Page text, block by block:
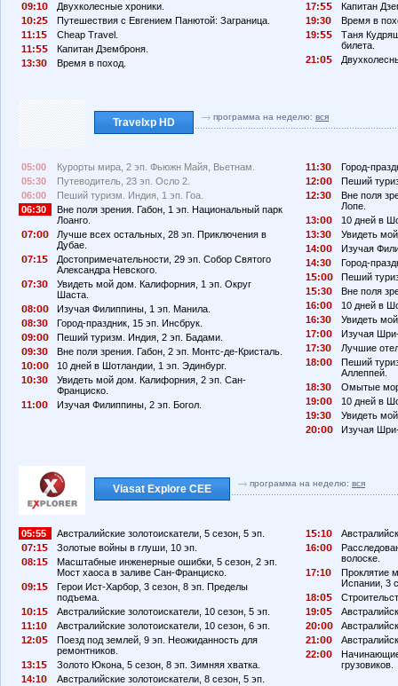
9:1
Двухколесные хроники.
1
:2
Путешествия с Евгением Панютой: Заграница.
11:1
Cheap Travel.
11:
Капитан Дземброня.
13:3
Время в поход.
17:
Капитан
19:3
Время в
19:
Таня
билета.
21:
Travelxp HD программа на неделю: вся
05:00
Курорты мира, 2 эп. Фьюжн Майя, Вьетнам.
05:30
Путеводитель, 23 эп. Осло 2.
06:00
Пеший туризм. Индия, 1 эп. Гоа.
06:30
Вне поля зрения. Габон, 1 эп. Национальный парк
Лоанго.
7:
Лучше всех остальных, 28 эп. Приключения в
Дубае.
7:1
Достопримечательности, 29 эп. Собор Святого
Александра Невского.
7:3
Увидеть мой дом. Калифорния, 1 эп. Округ
Шаста.
8:
Изучая Филиппины, 1 эп. Манила.
8:3
Город-праздник, 15 эп. Инсбрук.
9:
Пеший туризм. Индия, 2 эп. Бадами.
9:3
Вне поля зрения. Габон, 2 эп. Монтс-де-Кристаль.
1
:
10 дней в Шотландии, 1 эп. Эдинбург.
1
:3
Увидеть мой дом. Калифорния, 2 эп. Сан-
Франциско.
11:
Изучая Филиппины, 2 эп. Богол.
11:3
Город-
12:
Пеший
12:3
Вне поля
Лопе.
13:
10 дней в
13:3
Увидеть
14:
Изучая
14:3
Город-
1
:
Пеший
1
:3
Вне поля
16:
10 дней в
16:3
Увидеть
17:
Изучая
17:3
Лучшие
18:
Пеший
Аллеппей.
18:3
Омытые
19:
10 дней в
19:3
Увидеть
2
: Изучая
Viasat Explore CEE программа на неделю: вся
05:55
Австралийские золотоискатели, 5 сезон, 5 эп.
7:1
Золотые войны в глуши, 10 эп.
8:1
Масштабные инженерные ошибки, 5 сезон, 2 эп.
Мост хаоса в заливе Сан-Франциско.
9:1
Герои Ист-Харбор, 3 сезон, 8 эп. Пределы
подъема.
1
:1
Австралийские золотоискатели, 10 сезон, 5 эп.
11:1
Австралийские золотоискатели, 10 сезон, 6 эп.
12:
Поезд под землей, 9 эп. Неожиданность для
ремонтников.
13:1
Золото Юкона, 5 сезон, 8 эп. Зимняя хватка.
14:1
Австралийские золотоискатели, 8 сезон, 5 эп.
1 :1
16:
волоске.
17:1
Проклятие
Испании, 3
18:
19:
2
:
21:
22:
грузовиков.